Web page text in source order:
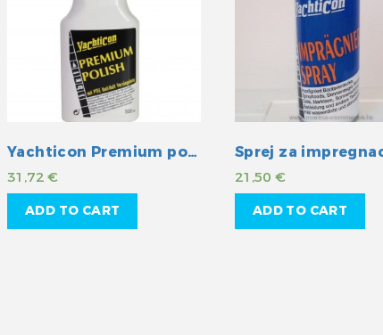
Yachticon Premium politura s teflon-om
31,72€
ADD TO CART
Sprej za
21,50€
ADD TO CART